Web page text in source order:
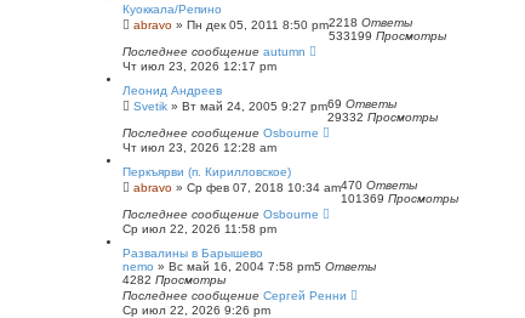
Куоккала/Репино
abravo » Пн дек 05, 2011 8:50 pm2218 Ответы
533199 Просмотры
Последнее сообщение autumn
Чт июл 23, 2026 12:17 pm
Леонид Андреев
Svetik » Вт май 24, 2005 9:27 pm69 Ответы
29332 Просмотры
Последнее сообщение Osbourne
Чт июл 23, 2026 12:28 am
Перкъярви (п. Кирилловское)
abravo » Ср фев 07, 2018 10:34 am470 Ответы
101369 Просмотры
Последнее сообщение Osbourne
Ср июл 22, 2026 11:58 pm
Развалины в Барышево
nemo » Вс май 16, 2004 7:58 pm5 Ответы
4282 Просмотры
Последнее сообщение Сергей Ренни
Ср июл 22, 2026 9:26 pm